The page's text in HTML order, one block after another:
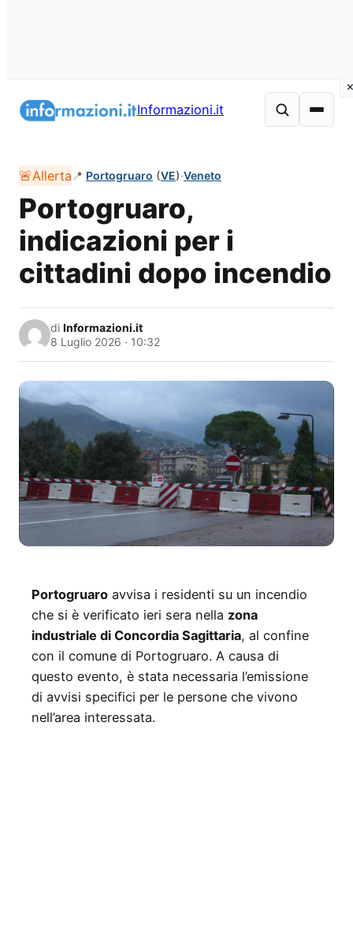
Informazioni.it
🚨Allerta 📍 Portogruaro (VE)·Veneto
Portogruaro,
indicazioni per i
cittadini dopo incendio
di Informazioni.it
8 Luglio 2026 · 10:32
Portogruaro avvisa i residenti su un incendio
che si è verificato ieri sera nella zona
industriale di Concordia Sagittaria, al confine
con il comune di Portogruaro. A causa di
questo evento, è stata necessaria l’emissione
di avvisi specifici per le persone che vivono
nell’area interessata.